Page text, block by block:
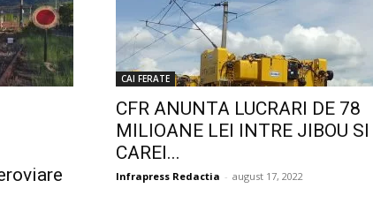
CAI FERATE
CFR ANUNTA LUCRARI DE 78
MILIOANE LEI INTRE JIBOU SI
CAREI...
Infrapress Redactia - august 17, 2022